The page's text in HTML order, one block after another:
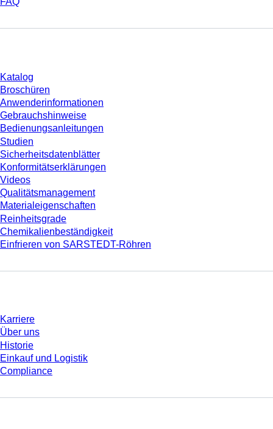
Katalog
Broschüren
Anwenderinformationen
Gebrauchshinweise
Bedienungsanleitungen
Studien
Sicherheitsdatenblätter
Konformitätserklärungen
Videos
Qualitätsmanagement
Materialeigenschaften
Reinheitsgrade
Chemikalienbeständigkeit
Einfrieren von SARSTEDT-Röhren
Karriere
Über uns
Historie
Einkauf und Logistik
Compliance